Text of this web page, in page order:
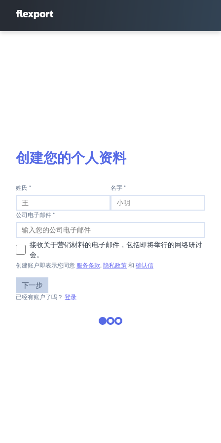
创建您的个人资料
姓氏 * 名字 *
公司电子邮件 *
接收关于营销材料的电子邮件，包括即将举行的网络研讨
会。
创建账户即表示您同意 服务条款, 隐私政策 和 确认信
下一步
已经有账户了吗？ 登录